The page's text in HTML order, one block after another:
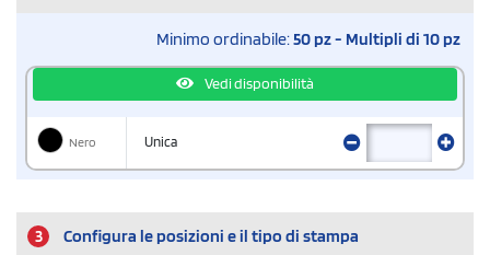
Minimo ordinabile:50 pz - Multipli di 10 pz
Vedi disponibilità
Nero Unica
3 Configura le posizioni e il tipo di stampa